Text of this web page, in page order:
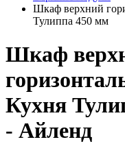
Шкаф верхний
Тулиппа 450 мм
Шкаф
Кухня
- Айленд